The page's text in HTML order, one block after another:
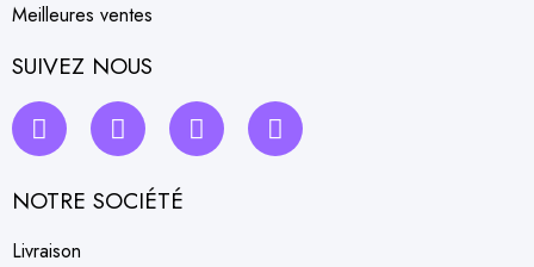
Meilleures ventes
SUIVEZ NOUS
NOTRE SOCIÉTÉ
Livraison